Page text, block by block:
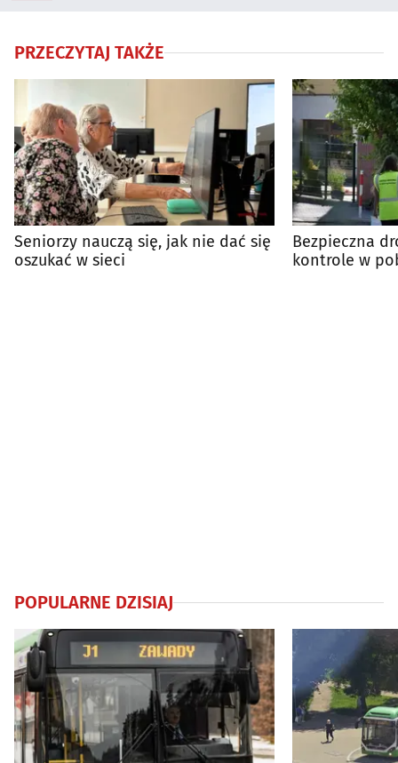
PRZECZYTAJ TAKŻE
Seniorzy nauczą się, jak nie dać się
oszukać w sieci
Bezpieczna
kontrole w
POPULARNE DZISIAJ